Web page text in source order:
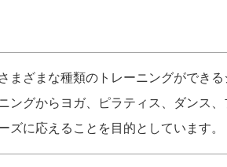
さまざまな種類のトレーニングができ
ングからヨガ、ピラティス、ダンス
ズに応えることを目的としています。